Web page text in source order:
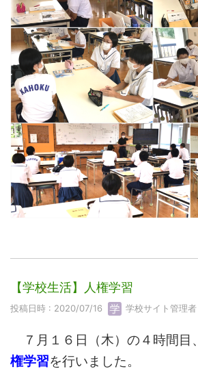
【学校生活】人権学習
投稿日時 : 2020/07/16 学校サイト管理者
７月１６日（木）の４時間目、
権学習を行いました。